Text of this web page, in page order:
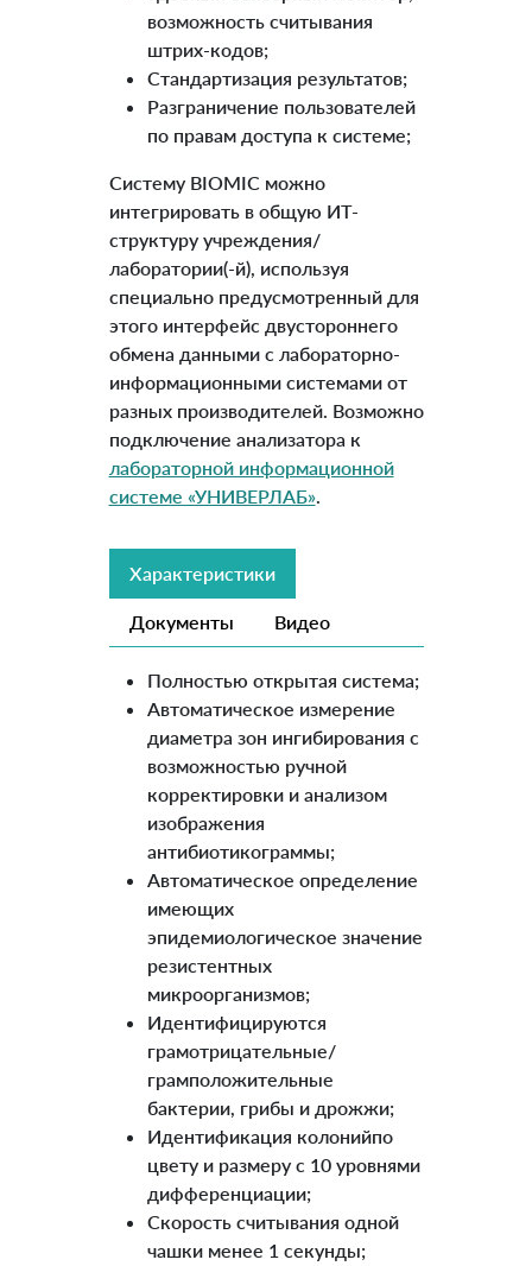
возможность считывания
штрих-кодов;
Стандартизация результатов;
Разграничение пользователей
по правам доступа к системе;
Систему BIOMIC можно
интегрировать в общую ИТ-
структуру учреждения/
лаборатории(-й), используя
специально предусмотренный для
этого интерфейс двустороннего
обмена данными с лабораторно-
информационными системами от
разных производителей. Возможно
подключение анализатора к
лабораторной информационной
системе «УНИВЕРЛАБ».
Характеристики
Документы Видео
Полностью открытая система;
Автоматическое измерение
диаметра зон ингибирования с
возможностью ручной
корректировки и анализом
изображения
антибиотикограммы;
Автоматическое определение
имеющих
эпидемиологическое значение
резистентных
микроорганизмов;
Идентифицируются
грамотрицательные/
грамположительные
бактерии, грибы и дрожжи;
Идентификация колонийпо
цвету и размеру с 10 уровнями
дифференциации;
Скорость считывания одной
чашки менее 1 секунды;